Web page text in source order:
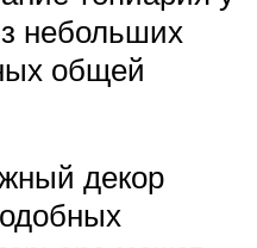
небольших
общей
декор